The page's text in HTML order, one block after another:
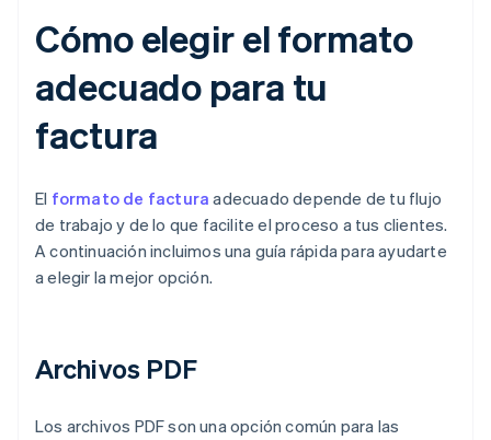
Cómo elegir el formato
adecuado para tu
factura
El formato de factura adecuado depende de tu flujo
de trabajo y de lo que facilite el proceso a tus clientes.
A continuación incluimos una guía rápida para ayudarte
a elegir la mejor opción.
Archivos PDF
Los archivos PDF son una opción común para las